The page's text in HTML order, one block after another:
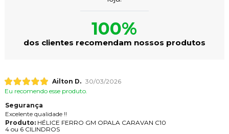
100%
dos clientes recomendam nossos produtos
Ailton D. 30/03/2026
Eu recomendo esse produto.
Segurança
Excelente qualidade !!
Produto:HÉLICE FERRO GM OPALA CARAVAN C10
4 ou 6 CILINDROS